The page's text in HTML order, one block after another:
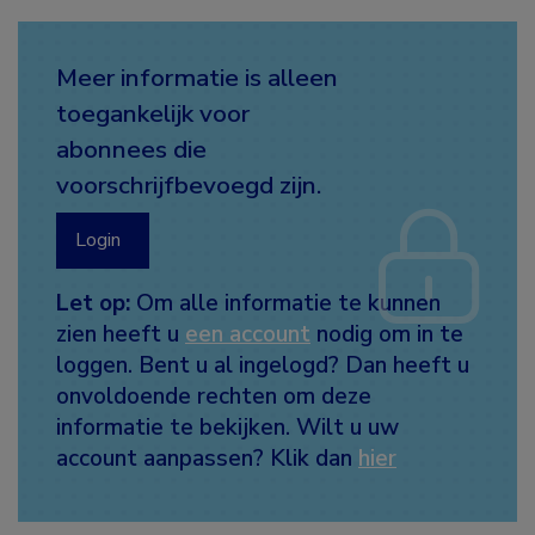
Meer informatie is alleen
toegankelijk voor
abonnees die
voorschrijfbevoegd zijn.
Login
Let op: Om alle informatie te kunnen
zien heeft u een account nodig om in te
loggen. Bent u al ingelogd? Dan heeft u
onvoldoende rechten om deze
informatie te bekijken. Wilt u uw
account aanpassen? Klik dan hier